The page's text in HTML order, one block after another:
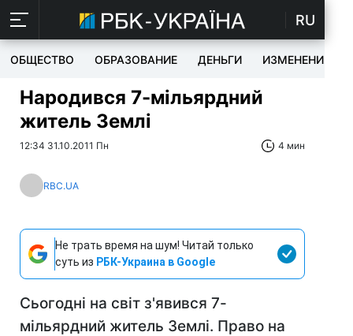
RU
ОБЩЕСТВО ОБРАЗОВАНИЕ ДЕНЬГИ ИЗМЕНЕНИЯ
Народився 7-мільярдний
житель Землі
12:34 31.10.2011 Пн 4 мин
RBC.UA
Не трать время на шум! Читай только
суть из РБК-Украина в Google
Сьогодні на світ з'явився 7-
мільярдний житель Землі. Право на